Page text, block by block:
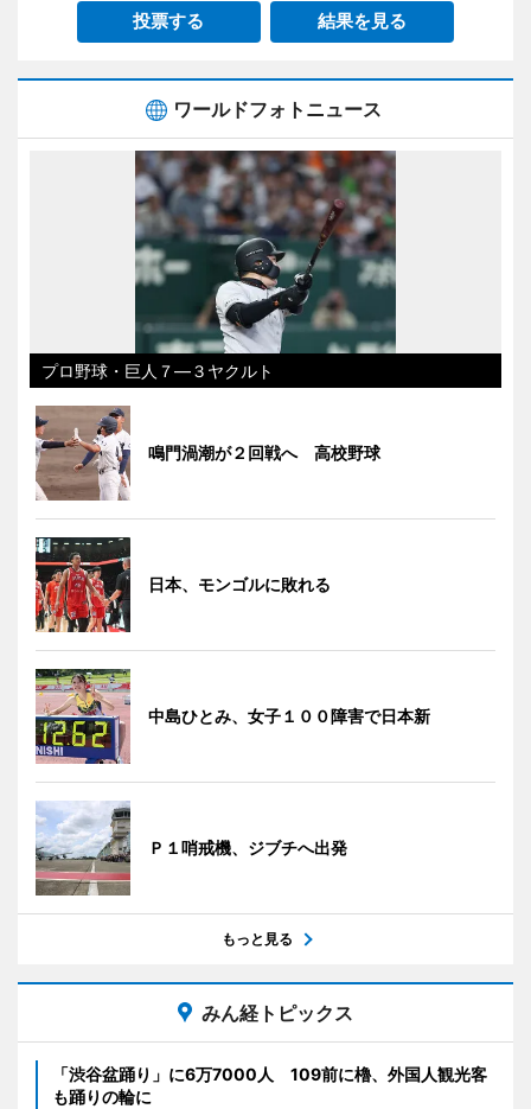
投票する 結果を見る
ワールドフォトニュース
プロ野球・巨人７―３ヤクルト
鳴門渦潮が２回戦へ 高校野球
日本、モンゴルに敗れる
中島ひとみ、女子１００障害で日本新
Ｐ１哨戒機、ジブチへ出発
もっと見る
みん経トピックス
「渋谷盆踊り」に6万7000人 109前に櫓、外国人観光客
も踊りの輪に